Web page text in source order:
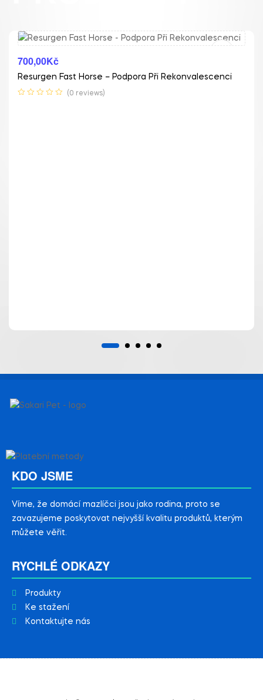
700,00Kč
Resurgen Fast Horse – Podpora Při Rekonvalescenci
(0 reviews)
KDO JSME
Víme, že domácí mazlíčci jsou jako rodina, proto se
zavazujeme poskytovat nejvyšší kvalitu produktů, kterým
můžete věřit.
RYCHLÉ ODKAZY
Produkty
Ke stažení
Kontaktujte nás